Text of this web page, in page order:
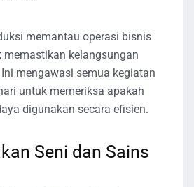
memantau operasi bisnis
memastikan kelangsungan
mengawasi semua kegiatan
untuk memeriksa apakah
digunakan secara efisien.
Seni dan Sains